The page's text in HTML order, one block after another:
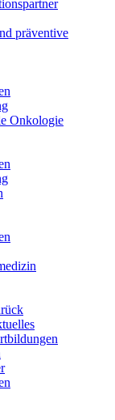
präventive
Onkologie